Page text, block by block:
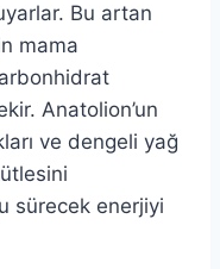
Bu artan
mama
Anatolion’un
ve dengeli yağ
sürecek enerjiyi